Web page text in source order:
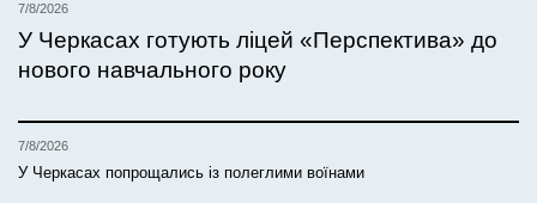
7/8/2026
У Черкасах готують ліцей «Перспектива» до
нового навчального року
7/8/2026
У Черкасах попрощались із полеглими воїнами